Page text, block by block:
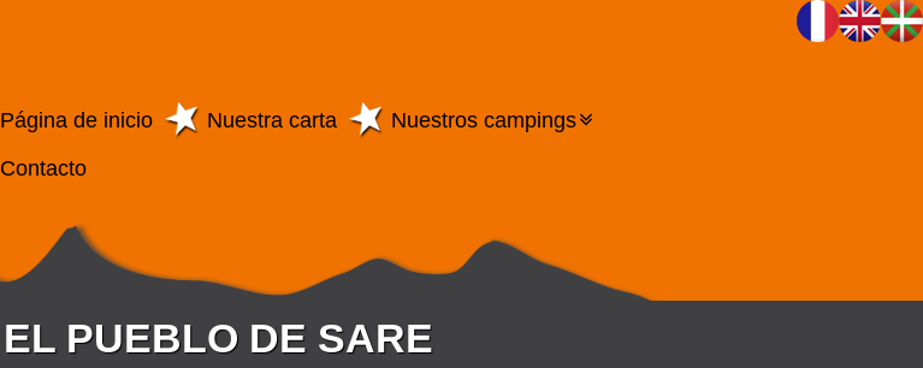
Página de inicio Nuestra carta
Nuestros campings
Contacto
EL PUEBLO DE SARE